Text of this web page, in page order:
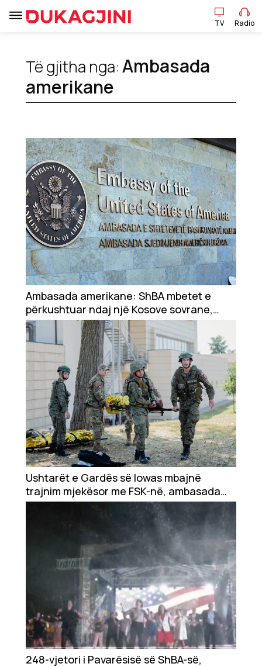
TV
Sport
Pikëpamje
Art Jete
Kulturë
Showbiz
Ekonomi
Teknologji
Udhëtime
DuVideo
TV Radio
Të gjitha nga:Ambasada
amerikane
Ambasada amerikane: ShBA mbetet e
përkushtuar ndaj një Kosove sovrane,
multietnike e demokratike
Ushtarët e Gardës së Iowas mbajnë
trajnim mjekësor me FSK-në, ambasada
amerikane: Së bashku më të fortë
248-vjetori i Pavarësisë së ShBA-së,